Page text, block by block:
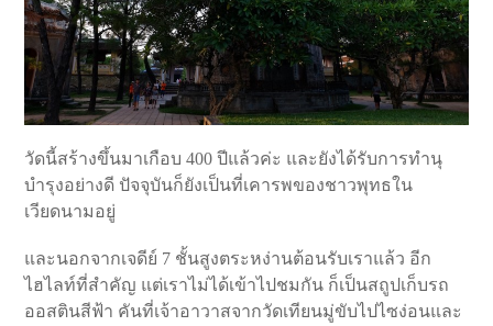
วัดนี้สร้างขึ้นมาเกือบ 400 ปีแล้วค่ะ และยังได้รับการทำนุ
บำรุงอย่างดี ปัจจุบันก็ยังเป็นที่เคารพของชาวพุทธใน
เวียดนามอยู่
และนอกจากเจดีย์ 7 ชั้นสูงตระหง่านต้อนรับเราแล้ว อีก
ไฮไลท์ที่สำคัญ แต่เราไม่ได้เข้าไปชมกัน ก็เป็นสถูปเก็บรถ
ออสตินสีฟ้า คันที่เจ้าอาวาสจากวัดเทียนมู่ขับไปไซง่อนและ